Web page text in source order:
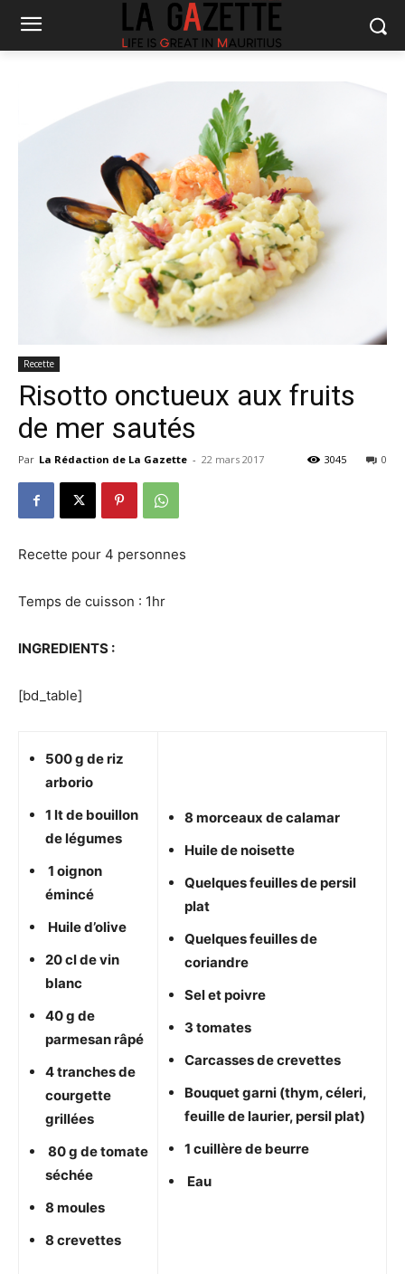
Recette
Risotto onctueux aux fruits
de mer sautés
Par La Rédaction de La Gazette - 22 mars 2017 0
3045
Recette pour 4 personnes
Temps de cuisson : 1hr
INGREDIENTS :
[bd_table]
500 g de riz
arborio
1 lt de bouillon
de légumes
1 oignon
émincé
Huile d’olive
20 cl de vin
blanc
40 g de
parmesan râpé
4 tranches de
courgette
grillées
80 g de tomate
séchée
8 moules
8 crevettes
8 morceaux de calamar
Huile de noisette
Quelques feuilles de persil
plat
Quelques feuilles de
coriandre
Sel et poivre
3 tomates
Carcasses de crevettes
Bouquet garni (thym, céleri,
feuille de laurier, persil plat)
1 cuillère de beurre
Eau